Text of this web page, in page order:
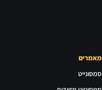
מאמרים
סמסונייט